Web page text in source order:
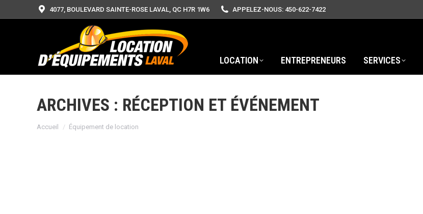
4077, BOULEVARD SAINTE-ROSE LAVAL, QC H7R 1W6 APPELEZ-NOUS: 450-622-7422
LOCATION ENTREPRENEURS SERVICES
ARCHIVES : RÉCEPTION ET ÉVÉNEMENT
Vous êtes ici :
Accueil Équipement de location